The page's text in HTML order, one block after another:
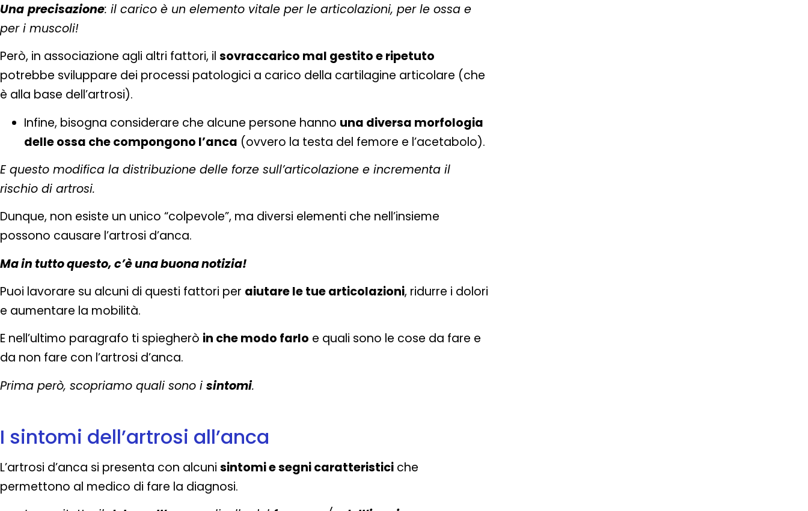
Una precisazione: il carico è un elemento vitale per le articolazioni, per le ossa e
per i muscoli!
Però, in associazione agli altri fattori, il sovraccarico mal gestito e ripetuto
potrebbe sviluppare dei processi patologici a carico della cartilagine articolare (che
è alla base dell’artrosi).
Infine, bisogna considerare che alcune persone hanno una diversa morfologia
delle ossa che compongono l’anca (ovvero la testa del femore e l’acetabolo).
E questo modifica la distribuzione delle forze sull’articolazione e incrementa il
rischio di artrosi.
Dunque, non esiste un unico “colpevole”, ma diversi elementi che nell’insieme
possono causare l’artrosi d’anca.
Ma in tutto questo, c’è una buona notizia!
Puoi lavorare su alcuni di questi fattori per aiutare le tue articolazioni, ridurre i dolori
e aumentare la mobilità.
E nell’ultimo paragrafo ti spiegherò in che modo farlo e quali sono le cose da fare e
da non fare con l’artrosi d’anca.
Prima però, scopriamo quali sono i sintomi.
I sintomi dell’artrosi all’anca
L’artrosi d’anca si presenta con alcuni sintomi e segni caratteristici che
permettono al medico di fare la diagnosi.